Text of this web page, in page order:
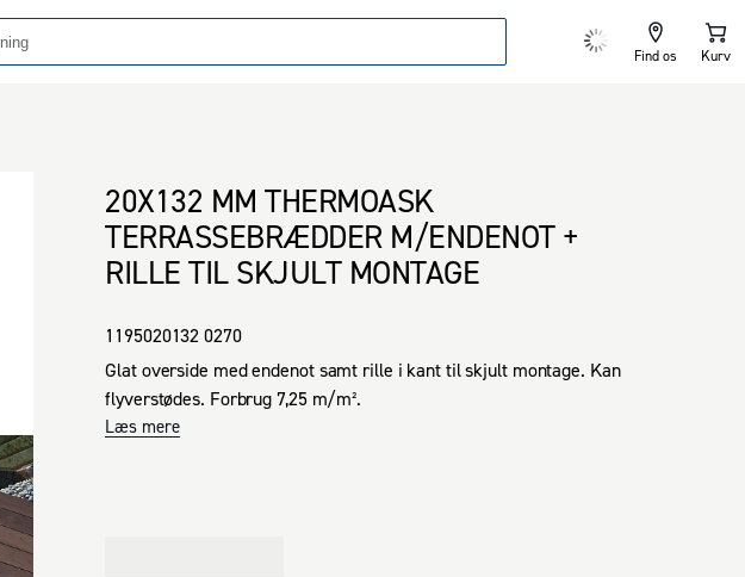
Find os Kurv
20X132 MM THERMOASK
TERRASSEBRÆDDER M/ENDENOT +
RILLE TIL SKJULT MONTAGE
1195020132 0270
Glat overside med endenot samt rille i kant til skjult montage. Kan
flyverstødes. Forbrug 7,25 m/m².
Læs mere